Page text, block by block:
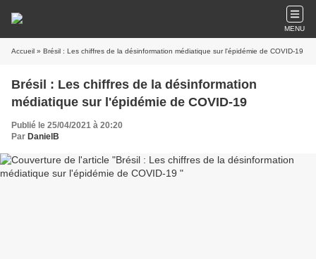
MENU
Accueil » Brésil : Les chiffres de la désinformation médiatique sur l'épidémie de COVID-19
Brésil : Les chiffres de la désinformation
médiatique sur l'épidémie de COVID-19
Publié le 25/04/2021 à 20:20
Par DanielB